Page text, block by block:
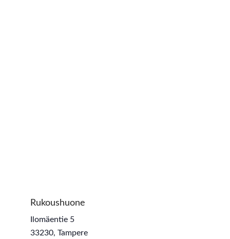
Rukoushuone
Ilomäentie 5
33230, Tampere